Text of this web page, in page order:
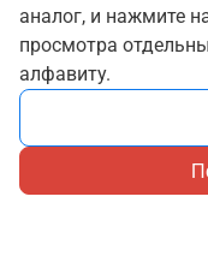
аналог, и нажмите
просмотра
алфавиту.